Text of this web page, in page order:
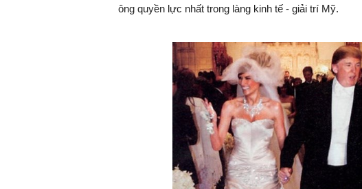
ông quyền lực nhất trong làng kinh tế - giải trí Mỹ.